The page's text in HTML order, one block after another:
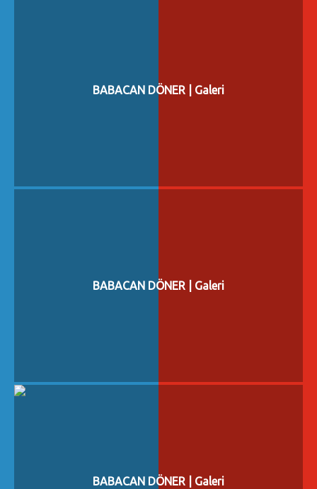
BABACAN DÖNER | Galeri
BABACAN DÖNER | Galeri
BABACAN DÖNER | Galeri